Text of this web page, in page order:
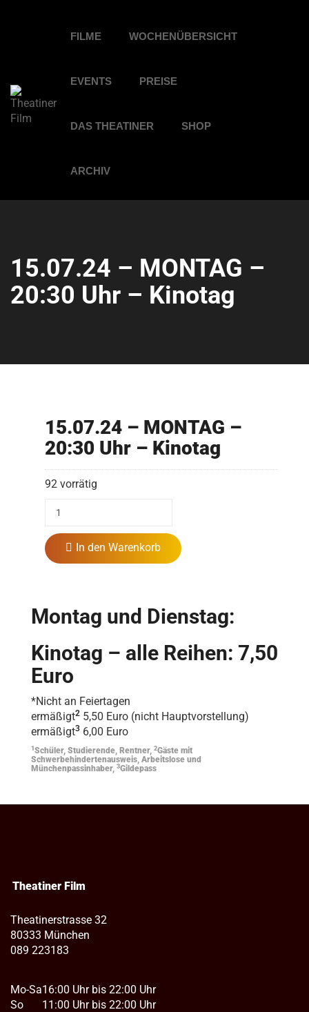
FILME WOCHENÜBERSICHT
EVENTS PREISE
DAS THEATINER SHOP
ARCHIV
15.07.24 – MONTAG –
20:30 Uhr – Kinotag
15.07.24 – MONTAG –
20:30 Uhr – Kinotag
92 vorrätig
In den Warenkorb
Montag und Dienstag:
Kinotag – alle Reihen: 7,50
Euro
*Nicht an Feiertagen
ermäßigt2 5,50 Euro (nicht Hauptvorstellung)
ermäßigt3 6,00 Euro
1 Schüler, Studierende, Rentner, 2Gäste mit
Schwerbehindertenausweis, Arbeitslose und
Münchenpassinhaber, 3Gildepass
Theatiner Film
Theatinerstrasse 32
80333 München
089 223183
Mo-Sa
So
16:00 Uhr bis 22:00 Uhr
11:00 Uhr bis 22:00 Uhr